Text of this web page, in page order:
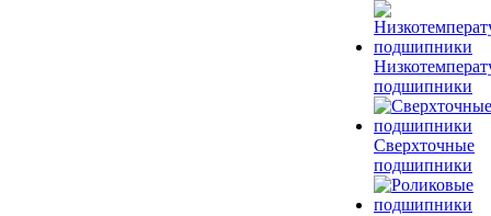
подшипники
Сверхточные
подшипники